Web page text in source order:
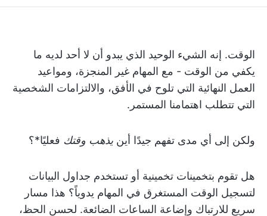
الوقت. إنه الشيء الوحيد الذي يبدو أن لا أحد لديه ما
يكفي من الوقت - مع المهام غير المنجزة، ومواعيد
العمل النهائية التي تلوح في الأفق، والالتزامات الشخصية
التي تتطلب اهتمامنا المستمر.
ولكن إلى أي مدى تفهم جيدًا أين يذهب وقتك فعليًا*؟
هل تقوم بتخمينات تخمينية أو تستخدم جداول البيانات
لتسجيل الوقت المستغرق في المهام يدوياً؟ هذا مسار
سريع للارتباك وإضاعة الساعات الضائعة. لحسن الحظ،